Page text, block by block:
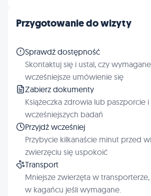
Przygotowanie do wizyty
Sprawdź dostępność
Skontaktuj się i ustal, czy
wcześniejsze umówienie się
Zabierz dokumenty
Książeczka zdrowia lub paszporcie
wcześniejszych badań
Przyjdź wcześniej
Przybycie kilkanaście minut przed
zwierzęciu się uspokoić
Transport
Mniejsze zwierzęta w
w kagańcu jeśli wymagane.